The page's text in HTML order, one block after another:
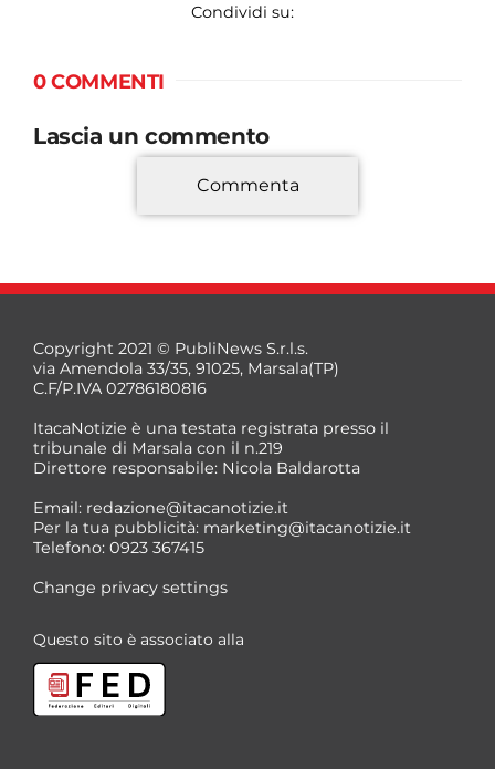
Condividi su:
0 COMMENTI
Lascia un commento
*
*
Commenta
Copyright 2021 © PubliNews S.r.l.s.
via Amendola 33/35, 91025, Marsala(TP)
C.F/P.IVA 02786180816
ItacaNotizie è una testata registrata presso il
tribunale di Marsala con il n.219
Direttore responsabile: Nicola Baldarotta
Email: redazione@itacanotizie.it
Per la tua pubblicità: marketing@itacanotizie.it
Telefono: 0923 367415
Change privacy settings
Questo sito è associato alla